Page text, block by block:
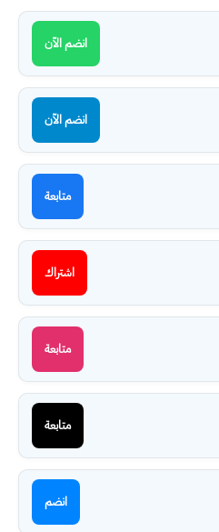
انضم الآن
انضم الآن
متابعة
اشتراك
متابعة
متابعة
انضم